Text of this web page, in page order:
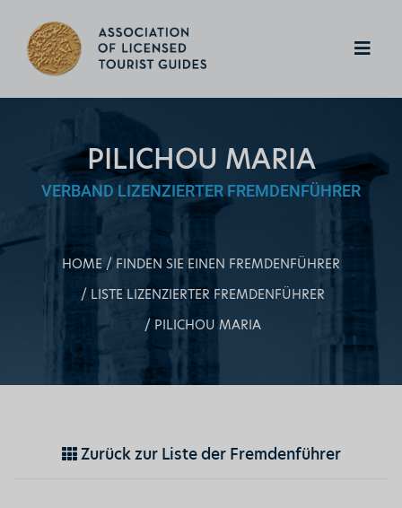
PILICHOU MARIA
VERBAND LIZENZIERTER FREMDENFÜHRER
HOME
FINDEN SIE EINEN FREMDENFÜHRER
LISTE LIZENZIERTER FREMDENFÜHRER
PILICHOU MARIA
Zurück zur Liste der Fremdenführer